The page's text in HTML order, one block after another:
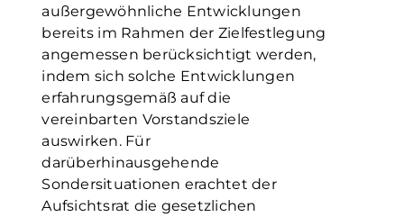
außergewöhnliche Entwicklungen
bereits im Rahmen der Zielfestlegung
angemessen berücksichtigt werden,
indem sich solche Entwicklungen
erfahrungsgemäß auf die
vereinbarten Vorstandsziele
auswirken. Für
darüberhinausgehende
Sondersituationen erachtet der
Aufsichtsrat die gesetzlichen